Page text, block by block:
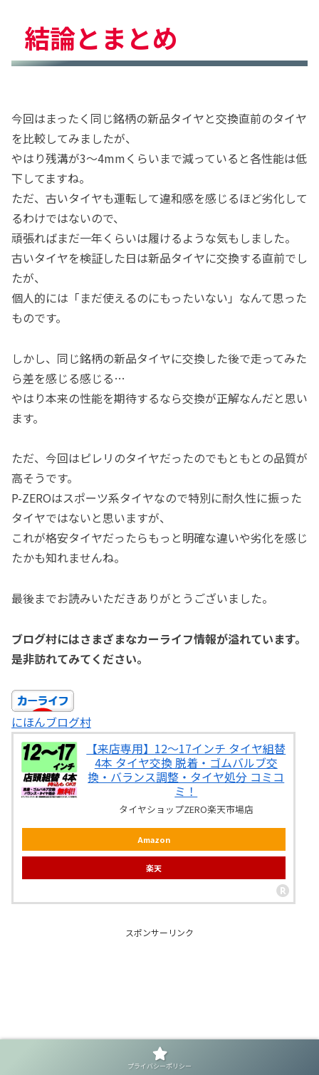
結論とまとめ
今回はまったく同じ銘柄の新品タイヤと交換直前のタイヤ
を比較してみましたが、
やはり残溝が3～4mmくらいまで減っていると各性能は低
下してますね。
ただ、古いタイヤも運転して違和感を感じるほど劣化して
るわけではないので、
頑張ればまだ一年くらいは履けるような気もしました。
古いタイヤを検証した日は新品タイヤに交換する直前でし
たが、
個人的には「まだ使えるのにもったいない」なんて思った
ものです。
しかし、同じ銘柄の新品タイヤに交換した後で走ってみた
ら差を感じる感じる…
やはり本来の性能を期待するなら交換が正解なんだと思い
ます。
ただ、今回はピレリのタイヤだったのでもともとの品質が
高そうです。
P-ZEROはスポーツ系タイヤなので特別に耐久性に振った
タイヤではないと思いますが、
これが格安タイヤだったらもっと明確な違いや劣化を感じ
たかも知れませんね。
最後までお読みいただきありがとうございました。
ブログ村にはさまざまなカーライフ情報が溢れています。
是非訪れてみてください。
にほんブログ村
【来店専用】12〜17インチ タイヤ組替
4本 タイヤ交換 脱着・ゴムバルブ交
換・バランス調整・タイヤ処分 コミコ
ミ！
タイヤショップZERO楽天市場店
Amazon
楽天
スポンサーリンク
プライバシーポリシー